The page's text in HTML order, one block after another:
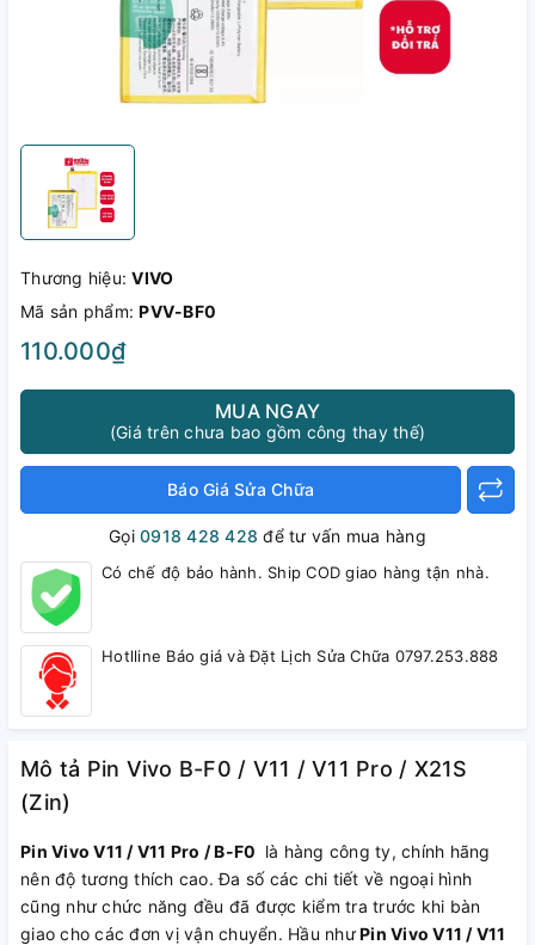
Thương hiệu:VIVO
Mã sản phẩm:PVV-BF0
110.000₫
MUA NGAY
(Giá trên chưa bao gồm công thay thế)
Báo Giá Sửa Chữa
Gọi0918 428 428 để tư vấn mua hàng
Có chế độ bảo hành. Ship COD giao hàng tận nhà.
Hotlline Báo giá và Đặt Lịch Sửa Chữa 0797.253.888
Mô tả Pin Vivo B-F0 / V11 / V11 Pro / X21S
(Zin)
Pin Vivo V11 / V11 Pro / B-F0 là hàng công ty, chính hãng
nên độ tương thích cao. Đa số các chi tiết về ngoại hình
cũng như chức năng đều đã được kiểm tra trước khi bàn
giao cho các đơn vị vận chuyển. Hầu nhưPin Vivo V11 / V11